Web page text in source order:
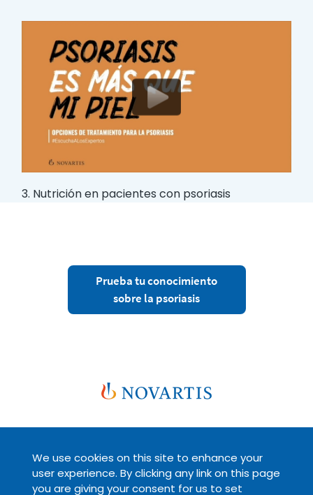
3. Nutrición en pacientes con psoriasis
Prueba tu conocimiento
sobre la psoriasis
Legal
Políticas de privacidad
We use cookies on this site to enhance your
user experience. By clicking any link on this page
you are giving your consent for us to set